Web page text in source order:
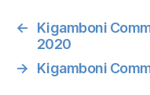
←
Kigamboni
2020
→
Kigamboni